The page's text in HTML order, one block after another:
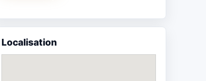
Localisation